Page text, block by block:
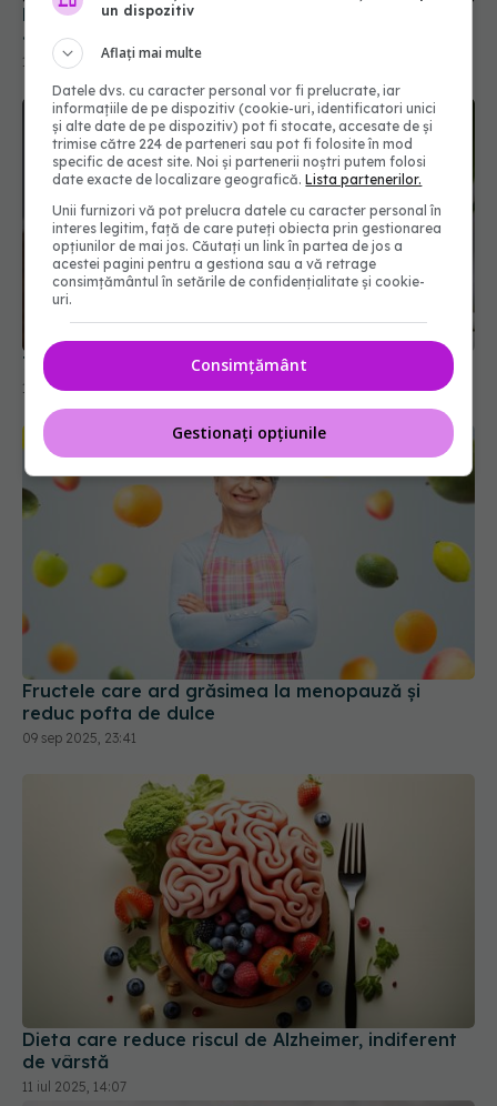
Dieta pentru endometrioză care reduce durerea.
4 suplimente care chiar funcționează
11 apr 2025, 11:59
7 alimente care reduc stresul și anxietatea
10 mai 2025, 18:15
Fructele care ard grăsimea la menopauză și
reduc pofta de dulce
09 sep 2025, 23:41
Dieta care reduce riscul de Alzheimer, indiferent
de vârstă
11 iul 2025, 14:07
un dispozitiv
Aflați mai multe
Datele dvs. cu caracter personal vor fi prelucrate, iar
informațiile de pe dispozitiv (cookie-uri, identificatori unici
și alte date de pe dispozitiv) pot fi stocate, accesate de și
trimise către 224 de parteneri sau pot fi folosite în mod
specific de acest site. Noi și partenerii noștri putem folosi
date exacte de localizare geografică.Lista partenerilor.
Unii furnizori vă pot prelucra datele cu caracter personal în
interes legitim, față de care puteți obiecta prin gestionarea
opțiunilor de mai jos. Căutați un link în partea de jos a
acestei pagini pentru a gestiona sau a vă retrage
consimțământul în setările de confidențialitate și cookie-
uri.
Consimțământ
Gestionați opțiunile